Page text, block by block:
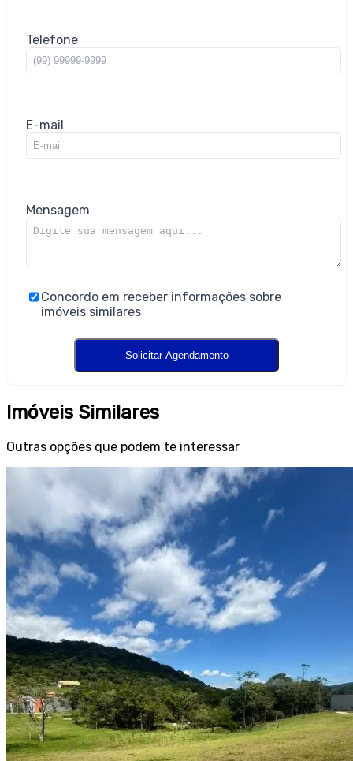
Telefone
E-mail
Mensagem
Concordo em receber informações sobre
imóveis similares
Imóveis Similares
Outras opções que podem te interessar